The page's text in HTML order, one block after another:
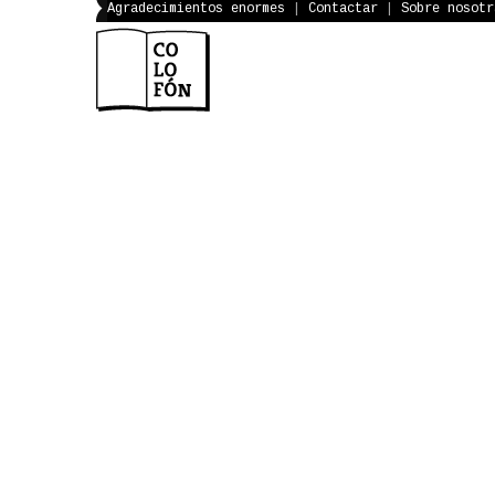
Agradecimientos enormes Contactar Sobre